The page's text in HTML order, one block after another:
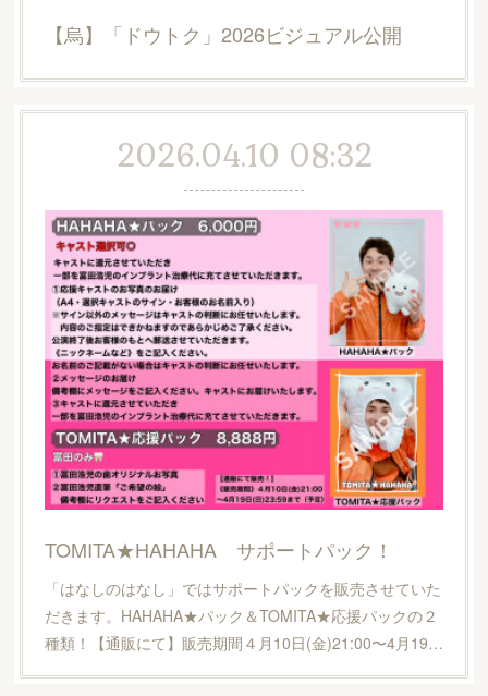
【烏】「ドウトク」2026ビジュアル公開
2026.04.10 08:32
TOMITA★HAHAHA サポートパック！
「はなしのはなし」ではサポートパックを販売させていた
だきます。HAHAHA★パック＆TOMITA★応援パックの２
種類！【通販にて】販売期間４月10日(金)21:00〜4月19…